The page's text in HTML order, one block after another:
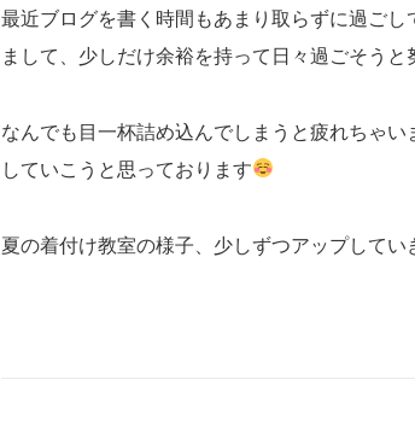
最近ブログを書く時間もあまり取らずに過ご
まして、少しだけ余裕を持って日々過ごそう
なんでも目一杯詰め込んでしまうと疲れちゃ
していこうと思っております
夏の着付け教室の様子、少しずつアップしてい